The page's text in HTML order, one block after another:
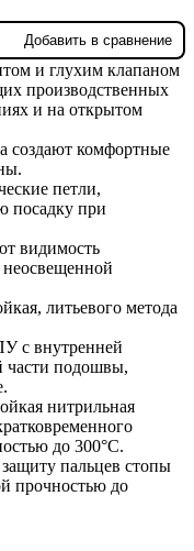
Добавить в сравнение
и глухим клапаном
производственных
и на открытом
создают комфортные
петли,
посадку при
видимость
неосвещенной
литьевого метода
с внутренней
части подошвы,
нитрильная
до 300°С.
пальцев стопы
прочностью до